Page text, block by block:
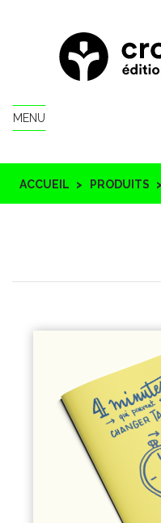
MENU
ACCUEIL PRODUITS